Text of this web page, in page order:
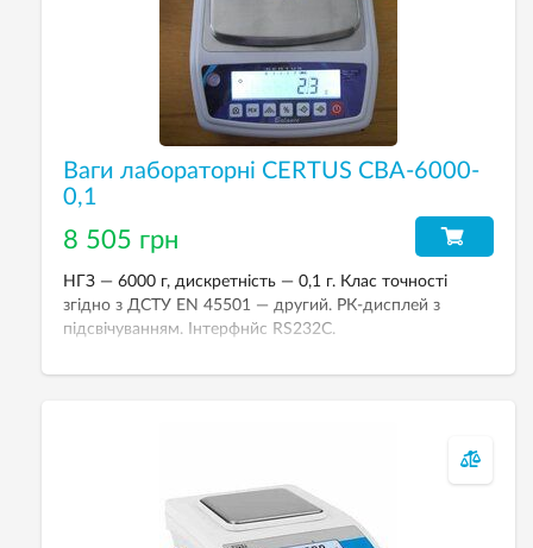
Ваги лабораторні CERTUS СВА-6000-
0,1
8 505 грн
НГЗ — 6000 г, дискретність — 0,1 г. Клас точності
згідно з ДСТУ EN 45501 — другий. РК-дисплей з
підсвічуванням. Інтерфнйс RS232C.